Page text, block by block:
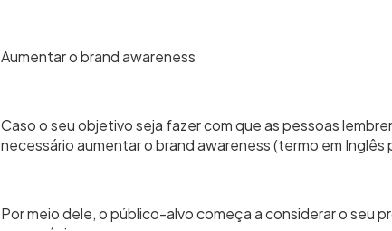
Aumentar o brand awareness
Caso o seu objetivo seja fazer com que as pessoas
necessário aumentar o brand awareness (termo em
Por meio dele, o público-alvo começa a considerar o seu